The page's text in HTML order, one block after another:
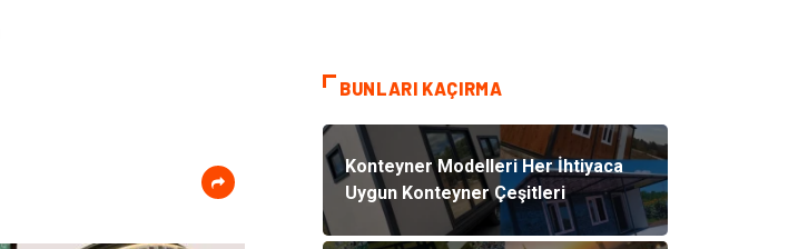
BUNLARI KAÇIRMA
Konteyner Modelleri Her İhtiyaca
Uygun Konteyner Çeşitleri